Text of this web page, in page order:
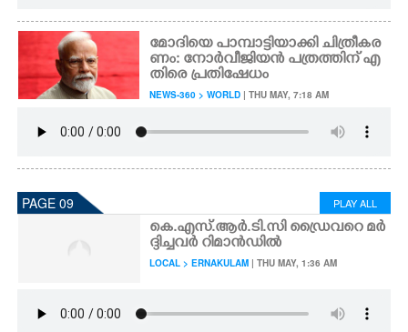
മോദിയെ പാമ്പാട്ടിയാക്കി ചിത്രീകര
ണം: നോർവീജിയൻ പത്രത്തിന് എ
തിരെ പ്രതിഷേധം
NEWS-360 > WORLD | THU MAY, 7:18 AM
PAGE 09 PLAY ALL
കെ.എസ്.ആർ.ടി.സി ഡ്രൈവറെ മർ
ദ്ദിച്ചവർ റിമാൻഡിൽ
LOCAL > ERNAKULAM | THU MAY, 1:36 AM